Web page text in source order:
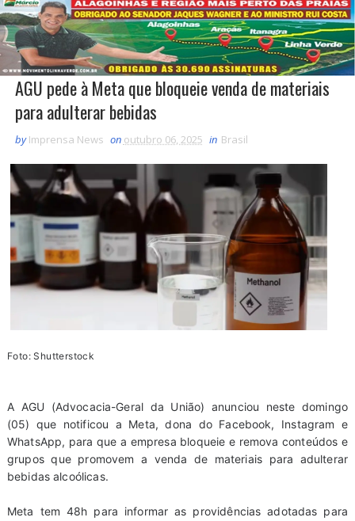
AGU pede à Meta que bloqueie venda de materiais
para adulterar bebidas
by Imprensa News on outubro 06, 2025 in Brasil
Foto: Shutterstock
A AGU (Advocacia-Geral da União) anunciou neste domingo
(05) que notificou a Meta, dona do Facebook, Instagram e
WhatsApp, para que a empresa bloqueie e remova conteúdos e
grupos que promovem a venda de materiais para adulterar
bebidas alcoólicas.
Meta tem 48h para informar as providências adotadas para